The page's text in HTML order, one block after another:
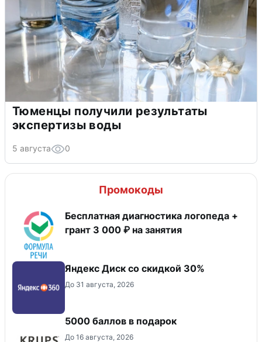
Тюменцы получили результаты
экспертизы воды
5 августа 0
Промокоды
Бесплатная диагностика логопеда +
грант 3 000 ₽ на занятия
Яндекс Диск со скидкой 30%
До 31 августа, 2026
5000 баллов в подарок
До 16 августа, 2026